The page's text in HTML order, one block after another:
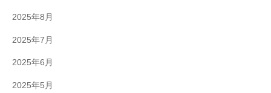
2025年8月
2025年7月
2025年6月
2025年5月